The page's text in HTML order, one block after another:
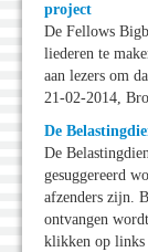
project
De Fellows
liederen te
aan lezers om
21-02-2014,
De
De
gesuggereerd
afzenders zijn.
ontvangen
klikken op links